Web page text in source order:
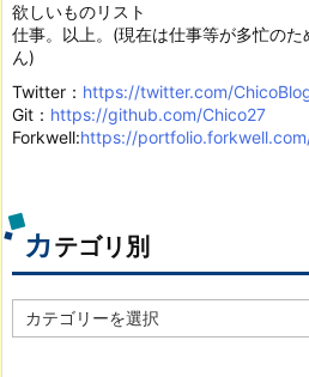
欲しいものリスト
仕事。以上。(現在は仕事等が多忙の
ん)
Twitter： https://twitter.com/
Git： https://github.com/Chico27
Forkwell:https://
カテゴリ別
テ